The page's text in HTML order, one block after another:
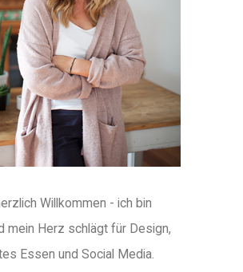
Willkommen - ich bin
mein Herz schlägt für Design,
Essen und Social Media.